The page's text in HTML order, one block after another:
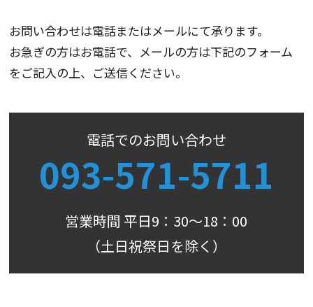
お問い合わせは電話またはメールにて承ります。
お急ぎの方はお電話で、メールの方は下記のフォーム
をご記入の上、ご送信ください。
電話でのお問い合わせ
093-571-5711
営業時間 平日9：30～18：00
（土日祝祭日を除く）